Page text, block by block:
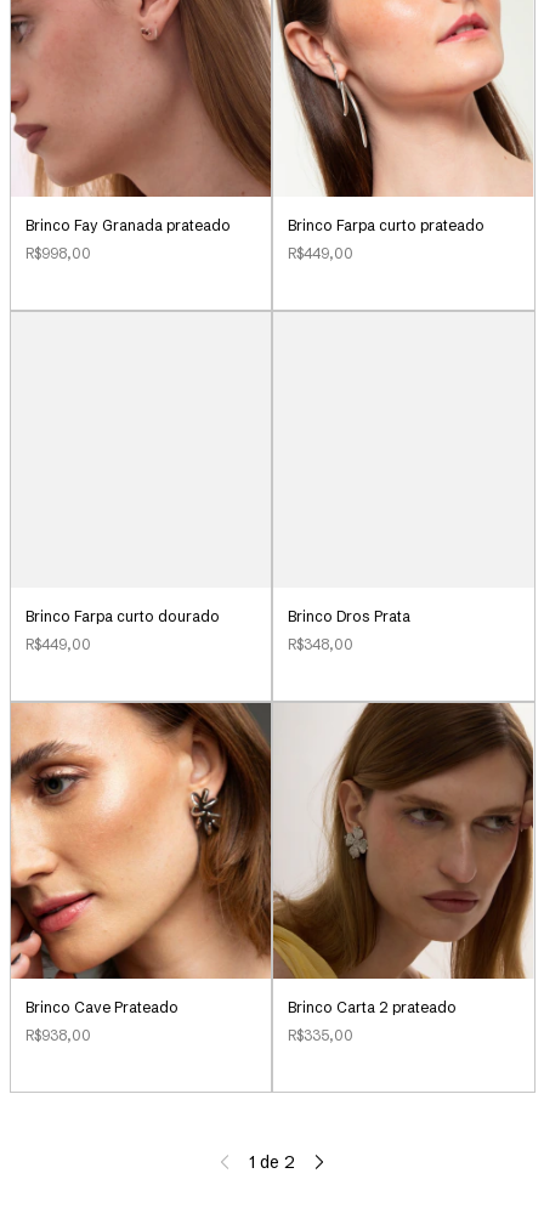
Brinco Fay Granada prateado
R$998,00
Brinco Farpa curto prateado
R$449,00
Brinco Farpa curto dourado
R$449,00
Brinco Dros Prata
R$348,00
Brinco Cave Prateado
R$938,00
Brinco Carta 2 prateado
R$335,00
1 de 2